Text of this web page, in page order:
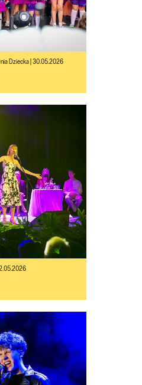
Dziecka | 30.05.2026